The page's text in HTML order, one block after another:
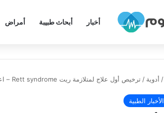
أخبار أبحاث طبيبة أمراض
/ أدوية / ترخيص أول علاج لمتلازمة ريت Rett syndrome – اعتلال وراثي بالمخ – FDA
الأخبار الطبية